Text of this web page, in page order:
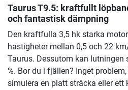
Taurus T9.5: kraftfullt
och fantastisk dämpning
Den kraftfulla 3,5 hk starka
hastigheter mellan 0,5 och 22
Taurus. Dessutom kan
%. Bor du i fjällen? Inget
simulera en platt sträcka eller ett